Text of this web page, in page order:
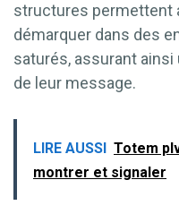
structures permettent
démarquer dans des
saturés, assurant
de leur message.
LIRE AUSSI Totem
montrer et signaler